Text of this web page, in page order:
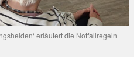
erläutert die Notfallregeln